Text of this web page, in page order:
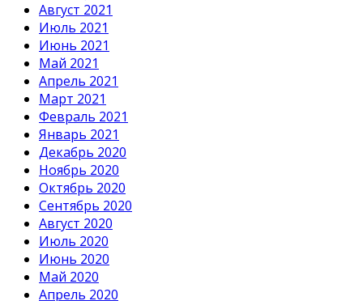
Август 2021
Июль 2021
Июнь 2021
Май 2021
Апрель 2021
Март 2021
Февраль 2021
Январь 2021
Декабрь 2020
Ноябрь 2020
Октябрь 2020
Сентябрь 2020
Август 2020
Июль 2020
Июнь 2020
Май 2020
Апрель 2020